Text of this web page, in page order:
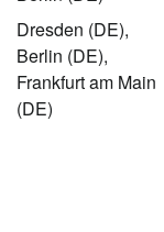
Dresden (DE),
Berlin (DE),
Frankfurt am Main
(DE)